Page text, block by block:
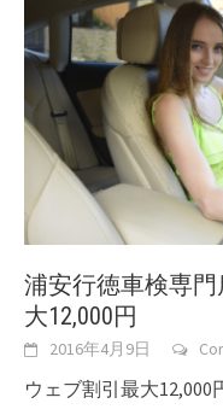
浦安行徳車検専
大12,000円
2016年4月9日
ウェブ割引最大